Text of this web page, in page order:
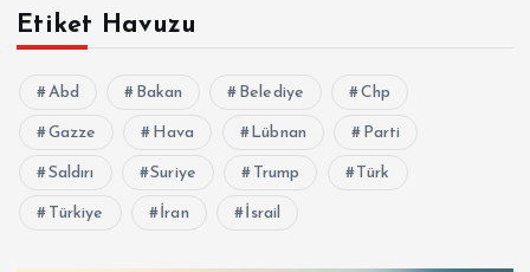
Etiket Havuzu
Abd Bakan Belediye Chp
Gazze Hava Lübnan Parti
Saldırı Suriye Trump Türk
Türkiye İran İsrail